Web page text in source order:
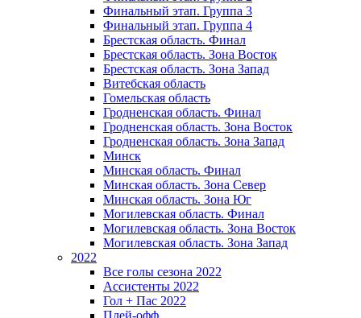
Финальный этап. Группа 3
Финальный этап. Группа 4
Брестская область. Финал
Брестская область. Зона Восток
Брестская область. Зона Запад
Витебская область
Гомельская область
Гродненская область. Финал
Гродненская область. Зона Восток
Гродненская область. Зона Запад
Минск
Минская область. Финал
Минская область. Зона Север
Минская область. Зона Юг
Могилевская область. Финал
Могилевская область. Зона Восток
Могилевская область. Зона Запад
2022
Все голы сезона 2022
Ассистенты 2022
Гол + Пас 2022
Плей-офф